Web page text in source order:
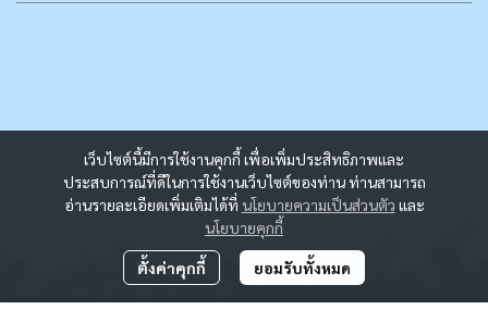
เว็บไซต์นี้มีการใช้งานคุกกี้ เพื่อเพิ่มประสิทธิภาพและ
ประสบการณ์ที่ดีในการใช้งานเว็บไซต์ของท่าน ท่านสามารถ
อ่านรายละเอียดเพิ่มเติมได้ที่ นโยบายความเป็นส่วนตัว และ
นโยบายคุกกี้
ตั้งค่าคุกกี้ ยอมรับทั้งหมด